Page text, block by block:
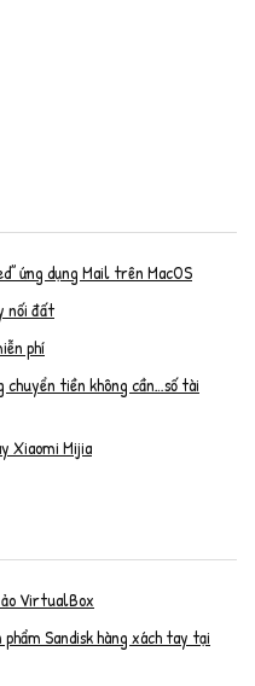
ứng dụng Mail trên MacOS
nối đất
phí
tiền không cần…số tài
Xiaomi Mijia
ảo VirtualBox
phẩm Sandisk hàng xách tay tại